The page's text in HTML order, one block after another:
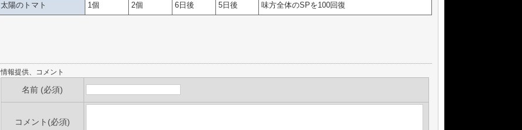
太陽のトマト 1個 2個 6日後 5日後 味方全体のSPを100回復
情報提供、コメント
名前 (必須)
コメント(必須)